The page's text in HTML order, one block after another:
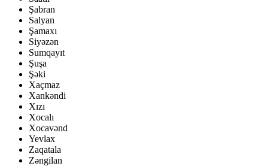
Şabran
Salyan
Şamaxı
Siyəzən
Sumqayıt
Şuşa
Şəki
Xaçmaz
Xankəndi
Xızı
Xocalı
Xocavənd
Yevlax
Zaqatala
Zəngilan